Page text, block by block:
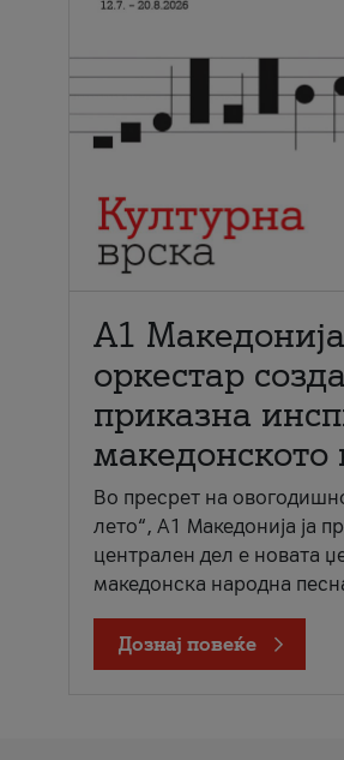
А1
оркестар
приказна
македонското
Во пресрет на
лето“, А1 Македонија ја
централен дел е новата
македонска народна
Дознај повеќе